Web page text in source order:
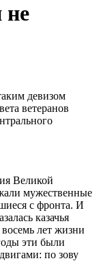
не
девизом
ветеранов
Великой
мужественные
с фронта. И
казачья
восемь лет жизни
эти были
по зову